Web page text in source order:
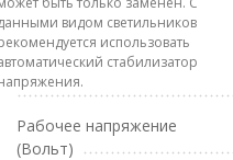
видом светильников
использовать
стабилизатор
Рабочее напряжение
(Вольт)